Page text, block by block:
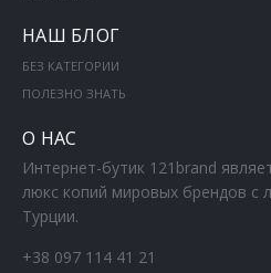
НАШ БЛОГ
БЕЗ КАТЕГОРИИ
ПОЛЕЗНО ЗНАТЬ
О НАС
Интернет-бутик 121brand
люкс копий мировых брендов с
Турции.
+38 097 114 41 21